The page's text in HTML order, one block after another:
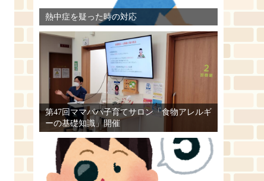
熱中症を疑った時の対応
第47回ママパパ子育てサロン「食物アレルギ
ーの基礎知識」開催